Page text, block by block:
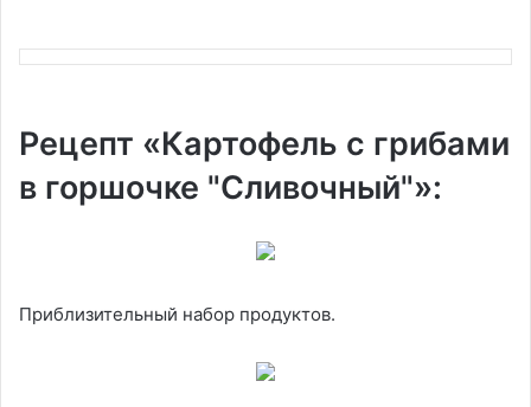
Рецепт «Картофель с грибами
в горшочке "Сливочный"»:
Приблизительный набор продуктов.